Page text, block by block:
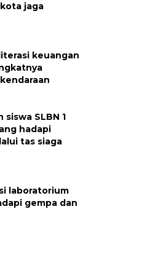
jaga
keuangan
siswa SLBN 1
hadapi
tas siaga
laboratorium
gempa dan